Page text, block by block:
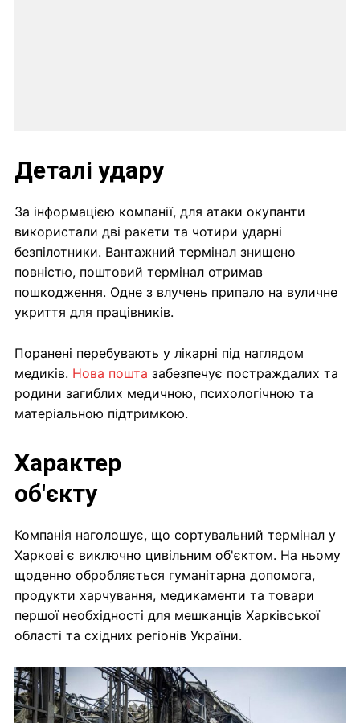
Деталі удару
За інформацією компанії, для атаки окупанти
використали дві ракети та чотири ударні
безпілотники. Вантажний термінал знищено
повністю, поштовий термінал отримав
пошкодження. Одне з влучень припало на вуличне
укриття для працівників.
Поранені перебувають у лікарні під наглядом
медиків. Нова пошта забезпечує постраждалих та
родини загиблих медичною, психологічною та
матеріальною підтримкою.
Характер
об'єкту
Компанія наголошує, що сортувальний термінал у
Харкові є виключно цивільним об'єктом. На ньому
щоденно обробляється гуманітарна допомога,
продукти харчування, медикаменти та товари
першої необхідності для мешканців Харківської
області та східних регіонів України.